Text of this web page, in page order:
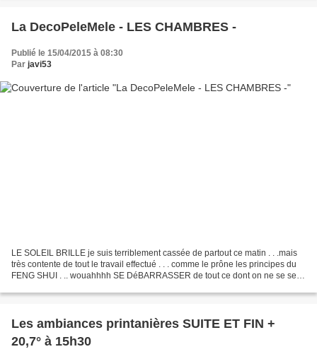
La DecoPeleMele - LES CHAMBRES -
Publié le 15/04/2015 à 08:30
Par javi53
LE SOLEIL BRILLE je suis terriblement cassée de partout ce matin . . .mais
très contente de tout le travail effectué . . . comme le prône les principes du
FENG SHUI . .. wouahhhh SE DéBARRASSER de tout ce dont on ne se sert
Les ambiances printanières SUITE ET FIN +
20,7° à 15h30